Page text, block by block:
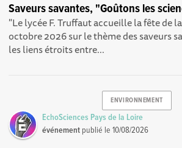
Saveurs savantes, "Goûtons les
"Le lycée F. Truffaut accueille la fête de
octobre 2026 sur le thème des saveurs
les liens étroits entre...
ENVIRONNEMENT
EchoSciences Pays de la Loire
événement publié le10/08/2026